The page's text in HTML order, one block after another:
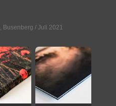
, Busenberg / Juli 2021